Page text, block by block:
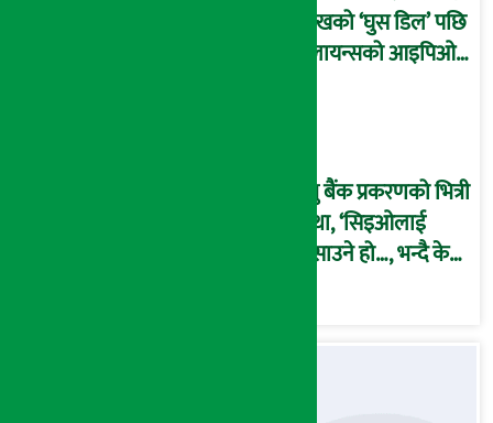
लाखको ‘घुस डिल’ पछि
रिलायन्सको आइपिओ
प्रभु बैंक प्रकरणको भित्री
कथा, ‘सिइओलाई
फसाउने हो…, भन्दै के